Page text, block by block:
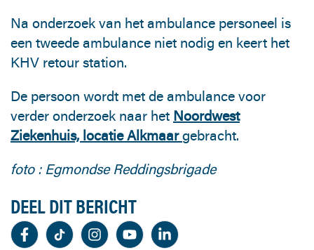
Na onderzoek van het ambulance personeel is
een tweede ambulance niet nodig en keert het
KHV retour station.
De persoon wordt met de ambulance voor
verder onderzoek naar het Noordwest
Ziekenhuis, locatie Alkmaargebracht.
foto : Egmondse Reddingsbrigade
DEEL DIT BERICHT